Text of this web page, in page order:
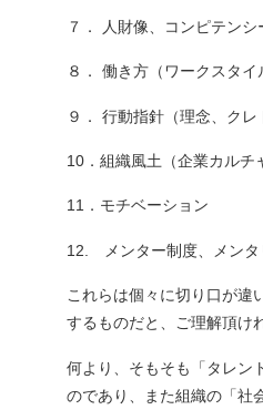
７． 人財像、コンピテン
８． 働き方（ワークスタイ
９． 行動指針（理念、クレ
10．組織風土（企業カルチ
11．モチベーション
12. メンター制度、メンタ
これらは個々に切り口が違
するものだと、ご理解頂け
何より、そもそも「タレン
のであり、また組織の「社